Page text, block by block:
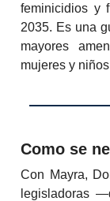
feminicidios y
2035. Es una
mayores
mujeres y
Como se
Con Mayra,
legisladoras